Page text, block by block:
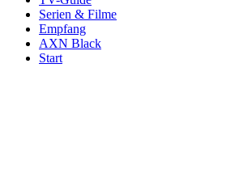
Serien & Filme
Empfang
AXN Black
Start